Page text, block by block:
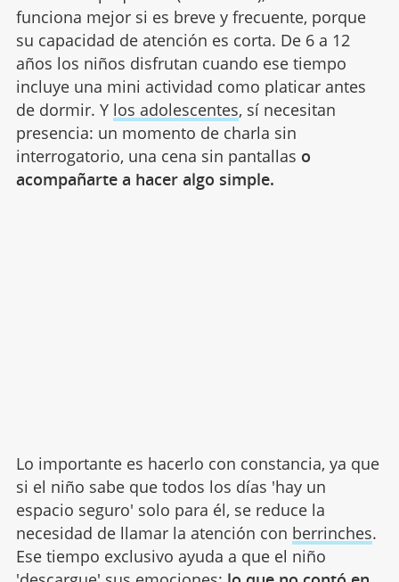
funciona mejor si es breve y frecuente, porque
su capacidad de atención es corta. De 6 a 12
años los niños disfrutan cuando ese tiempo
incluye una mini actividad como platicar antes
de dormir. Y los adolescentes, sí necesitan
presencia: un momento de charla sin
interrogatorio, una cena sin pantallas o
acompañarte a hacer algo simple.
Lo importante es hacerlo con constancia, ya que
si el niño sabe que todos los días 'hay un
espacio seguro' solo para él, se reduce la
necesidad de llamar la atención con berrinches.
Ese tiempo exclusivo ayuda a que el niño